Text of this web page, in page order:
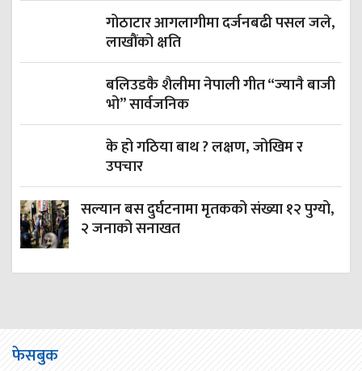
गोठाटार आगलागीमा दर्जनबढी पसल जले,
लाखौंको क्षति
बलिउडकै शैलीमा नेपाली गीत “ज्यानै बाजी
भो” सार्वजनिक
के हो गठिया बाथ ? लक्षण, जोखिम र
उपचार
सल्यान बस दुर्घटनामा मृतकको संख्या १२ पुग्यो,
२ जनाको सनाखत
फेसबुक